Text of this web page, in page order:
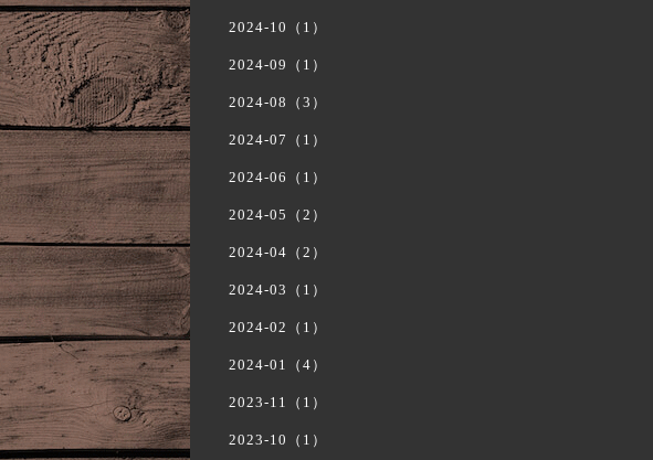
2024-10（1）
2024-09（1）
2024-08（3）
2024-07（1）
2024-06（1）
2024-05（2）
2024-04（2）
2024-03（1）
2024-02（1）
2024-01（4）
2023-11（1）
2023-10（1）